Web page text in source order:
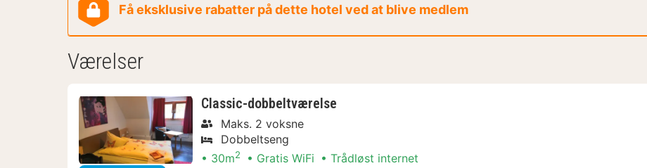
Få eksklusive rabatter på dette hotel ved at blive medlem
Værelser
Classic-dobbeltværelse
Maks. 2 voksne
Dobbeltseng
30m2 Gratis WiFi Trådløst internet